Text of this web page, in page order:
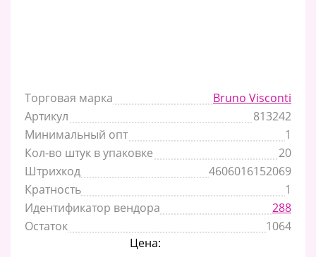
Торговая марка
Bruno Visconti
Артикул
813242
Минимальный опт
1
Кол-во штук в упаковке
20
Штрихкод
4606016152069
Кратность
1
Идентификатор вендора
288
Остаток
1064
Цена: